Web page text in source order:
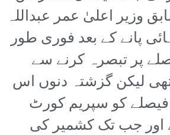
وزیر اعلیٰ عمر عبداللہ
پانے کے بعد فوری طور
پر تبصرہ کرنے سے
لیکن گزشتہ دنوں اس
فیصلے کو سپریم کورٹ
اور جب تک کشمیر کی